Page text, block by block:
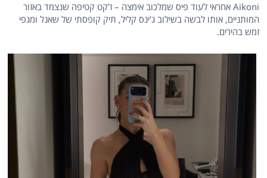
Aikoni אחראי לעוד פיס שמלכוב אימצה – ז'קט קטיפה שנצמד באזור
המותניים, אותו לבשה בשילוב ג'ינס קליל, תיק קופסתי של שאנל ומגפי
זמש בהירים.